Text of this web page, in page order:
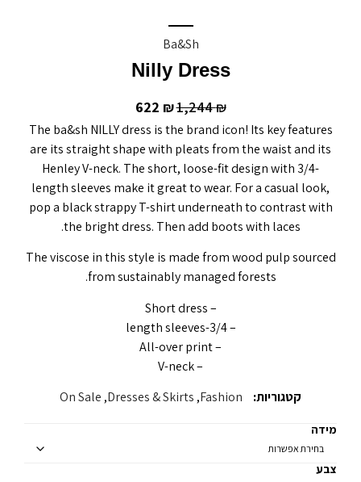
Ba&sh
Nilly Dress
1,244₪
622 ₪
The ba&sh NILLY dress is the brand icon! Its key features
are its straight shape with pleats from the waist and its
Henley V-neck. The short, loose-fit design with 3/4-
length sleeves make it great to wear. For a casual look,
pop a black strappy T-shirt underneath to contrast with
the bright dress. Then add boots with laces.
The viscose in this style is made from wood pulp sourced
from sustainably managed forests.
– Short dress
– 3/4-length sleeves
– All-over print
– V-neck
קטגוריות:
Fashion
,
Dresses & Skirts
,
On Sale
מידה
צבע